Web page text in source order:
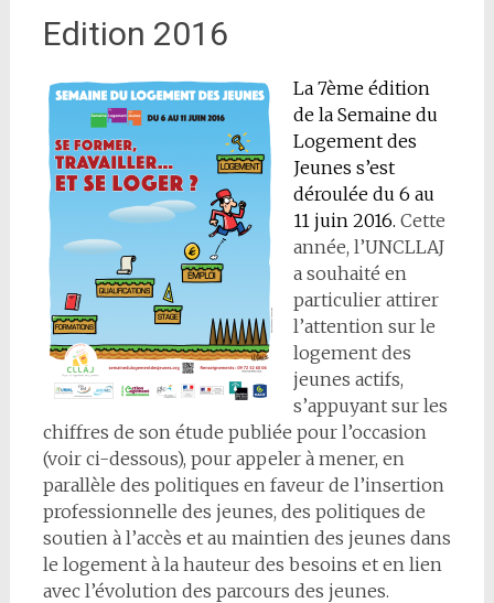
Edition 2016
La 7ème édition
de la Semaine du
Logement des
Jeunes s’est
déroulée du 6 au
11 juin 2016. Cette
année, l’UNCLLAJ
a souhaité en
particulier attirer
l’attention sur le
logement des
jeunes actifs,
s’appuyant sur les
chiffres de son étude publiée pour l’occasion
(voir ci-dessous), pour appeler à mener, en
parallèle des politiques en faveur de l’insertion
professionnelle des jeunes, des politiques de
soutien à l’accès et au maintien des jeunes dans
le logement à la hauteur des besoins et en lien
avec l’évolution des parcours des jeunes.